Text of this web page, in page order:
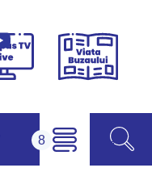
Campus
Viața